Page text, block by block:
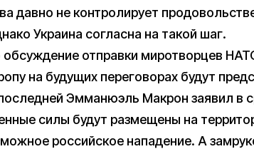
давно не контролирует
Украина согласна на такой шаг.
обсуждение отправки миротворцев
на будущих переговорах будут
Эмманюэль Макрон заявил в
силы будут размещены на
российское нападение. А